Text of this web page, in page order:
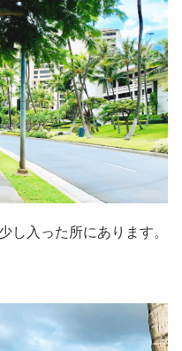
し入った所にあります。